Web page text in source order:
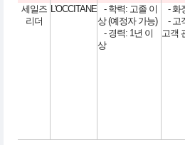
세일즈
리더
L'OCCITANE - 학력: 고졸 이
상 (예정자 가능)
- 경력: 1년 이
상
- 화
- 고
고객